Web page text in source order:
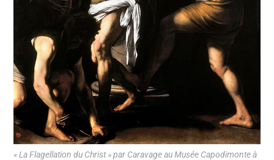
« La Flagellation du Christ » par Caravage au Musée Capodimonte à